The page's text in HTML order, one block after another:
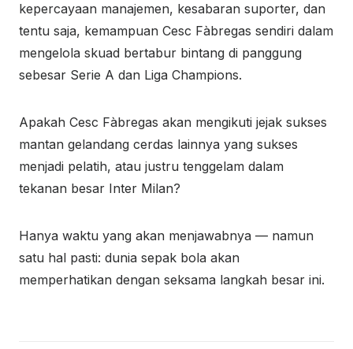
kepercayaan manajemen, kesabaran suporter, dan
tentu saja, kemampuan Cesc Fàbregas sendiri dalam
mengelola skuad bertabur bintang di panggung
sebesar Serie A dan Liga Champions.
Apakah Cesc Fàbregas akan mengikuti jejak sukses
mantan gelandang cerdas lainnya yang sukses
menjadi pelatih, atau justru tenggelam dalam
tekanan besar Inter Milan?
Hanya waktu yang akan menjawabnya — namun
satu hal pasti: dunia sepak bola akan
memperhatikan dengan seksama langkah besar ini.